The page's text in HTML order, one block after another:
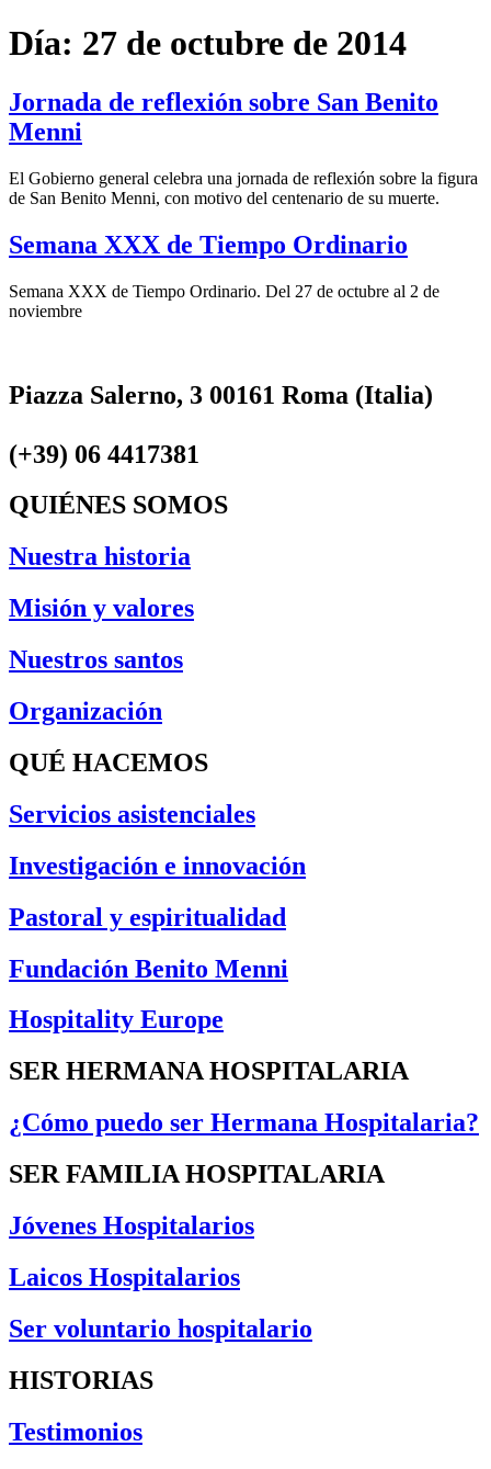
Día: 27 de octubre de 2014
Jornada de reflexión sobre San Benito
Menni
El Gobierno general celebra una jornada de reflexión sobre la figura
de San Benito Menni, con motivo del centenario de su muerte.
Semana XXX de Tiempo Ordinario
Semana XXX de Tiempo Ordinario. Del 27 de octubre al 2 de
noviembre
Piazza Salerno, 3 00161 Roma (Italia)
(+39) 06 4417381
QUIÉNES SOMOS
Nuestra historia
Misión y valores
Nuestros santos
Organización
QUÉ HACEMOS
Servicios asistenciales
Investigación e innovación
Pastoral y espiritualidad
Fundación Benito Menni
Hospitality Europe
SER HERMANA HOSPITALARIA
¿Cómo puedo ser Hermana Hospitalaria?
SER FAMILIA HOSPITALARIA
Jóvenes Hospitalarios
Laicos Hospitalarios
Ser voluntario hospitalario
HISTORIAS
Testimonios